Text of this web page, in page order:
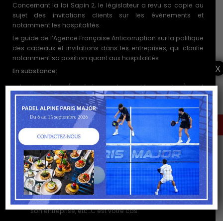
DEMANDER ICI UNE
OFFRE PERSONNALISÉE
Concernant la loi Sapin 2, le législateur a revu sa copie au
sujet des invitations clients sur les événements et
notamment les hospitalités.
Le guide de l’Agence Française Anticorruption sur la politique
des cadeaux et invitations dans les entreprises, qui clarifie
notamment sa position quant aux hospitalités
En substance:
Les invitations (sur événements sportifs ou autres) sont
des actes ordinaires de la vie des affaires et ne
constituent pas en tant que tels des actes de corruption.
Le sport est un événement familial, il est normal (dans le
sens « compris » par le législateur) de pouvoir y convier
les proches (la famille) de son invité.
Il faut en revanche pouvoir justifier objectivement
l’invitation :
Finalité: mieux connaître son client / présenter une
marque / favoriser des contacts commerciaux pour
développer son réseaux pro et donc la croissance de
son entreprise, etc…C’est votre cas.
x